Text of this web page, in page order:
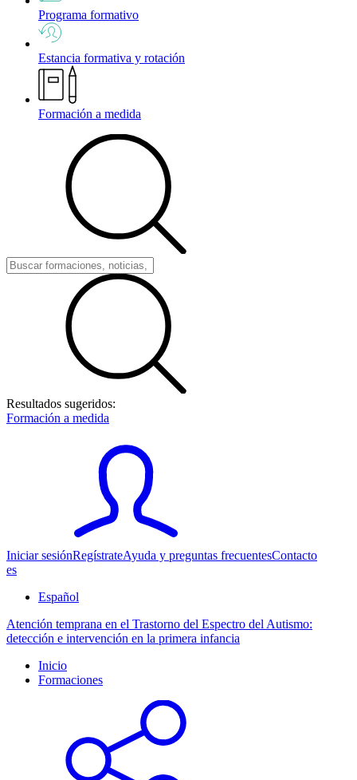
Programa formativo
Estancia formativa y rotación
Formación a medida
Resultados sugeridos:
Formación a medida
Iniciar sesiónRegístrateAyuda y preguntas frecuentesContacto
es
Español
Atención temprana en el Trastorno del Espectro del Autismo:
detección e intervención en la primera infancia
Inicio
Formaciones